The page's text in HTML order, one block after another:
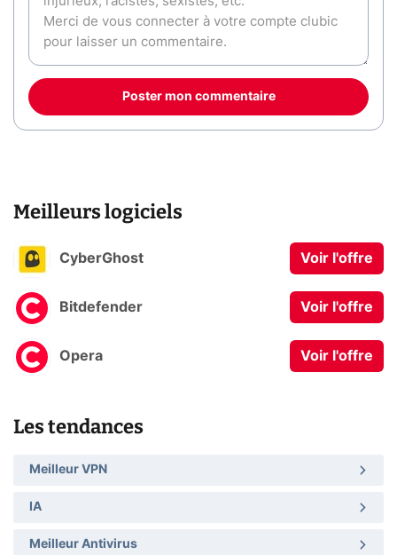
Poster mon commentaire
Meilleurs logiciels
CyberGhost Voir l'offre
Bitdefender Voir l'offre
Opera Voir l'offre
Les tendances
Meilleur VPN
IA
Meilleur Antivirus